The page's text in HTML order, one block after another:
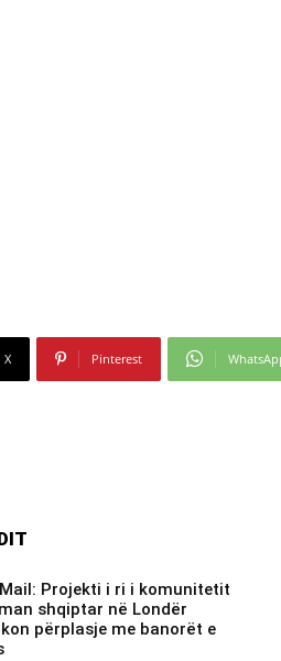
X Pinterest
Projekti i ri i komunitetit
shqiptar në Londër
përplasje me banorët e